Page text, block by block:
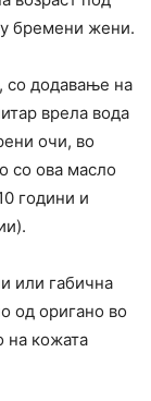
бремени жени.
со додавање на
врела вода
очи, во
со ова масло
години и
или габична
од оригано во
на кожата